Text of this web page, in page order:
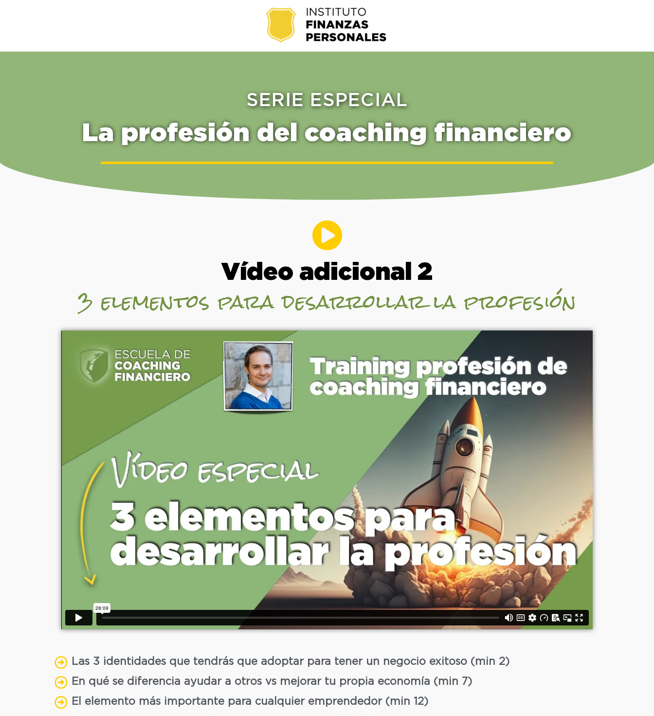
SERIE ESPECIAL
La profesión del coaching financiero
Vídeo adicional 2
3 elementos para desarrollar la profesión
Las 3 identidades que tendrás que adoptar para tener un negocio exitoso (min 2)
En qué se diferencia ayudar a otros vs mejorar tu propia economía (min 7)
El elemento más importante para cualquier emprendedor (min 12)